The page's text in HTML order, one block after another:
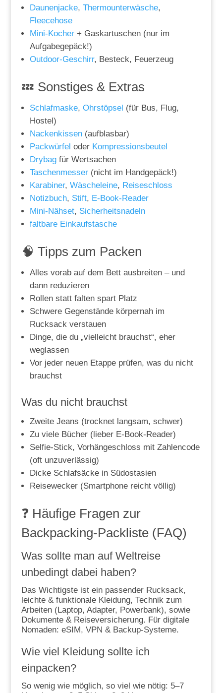
Daunenjacke, Thermounterwäsche,
Fleecehose
Mini-Kocher+ Gaskartuschen (nur im
Aufgabegepäck!)
Outdoor-Geschirr, Besteck, Feuerzeug
💤 Sonstiges & Extras
Schlafmaske, Ohrstöpsel (für Bus, Flug,
Hostel)
Nackenkissen(aufblasbar)
Packwürfel oder Kompressionsbeutel
Drybagfür Wertsachen
Taschenmesser(nicht im Handgepäck!)
Karabiner, Wäscheleine, Reiseschloss
Notizbuch, Stift, E-Book-Reader
Mini-Nähset, Sicherheitsnadeln
faltbare Einkaufstasche
🧠 Tipps zum Packen
Alles vorab auf dem Bett ausbreiten – und
dann reduzieren
Rollen statt falten spart Platz
Schwere Gegenstände körpernah im
Rucksack verstauen
Dinge, die du „vielleicht brauchst“, eher
weglassen
Vor jeder neuen Etappe prüfen, was du nicht
brauchst
Was du nicht brauchst
Zweite Jeans (trocknet langsam, schwer)
Zu viele Bücher (lieber E-Book-Reader)
Selfie-Stick, Vorhängeschloss mit Zahlencode
(oft unzuverlässig)
Dicke Schlafsäcke in Südostasien
Reisewecker (Smartphone reicht völlig)
❓ Häufige Fragen zur
Backpacking-Packliste (FAQ)
Was sollte man auf Weltreise
unbedingt dabei haben?
Das Wichtigste ist ein passender Rucksack,
leichte & funktionale Kleidung, Technik zum
Arbeiten (Laptop, Adapter, Powerbank), sowie
Dokumente & Reiseversicherung. Für digitale
Nomaden: eSIM, VPN & Backup-Systeme.
Wie viel Kleidung sollte ich
einpacken?
So wenig wie möglich, so viel wie nötig: 5–7